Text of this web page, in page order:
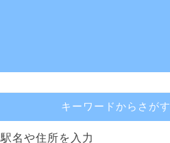
キーワードからさがす
駅名や住所を入力